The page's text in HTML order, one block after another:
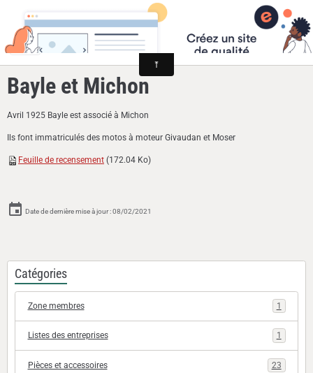
Cyclomoteurs et motos fabriqués dans la Loire
Bayle et Michon
Avril 1925 Bayle est associé à Michon
Ils font immatriculés des motos à moteur Givaudan et Moser
Feuille de recensement (172.04 Ko)
Date de dernière mise à jour : 08/02/2021
Catégories
Zone membres 1
Listes des entreprises 1
Pièces et accessoires 23